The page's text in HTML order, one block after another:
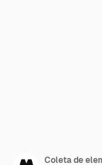
Coleta de